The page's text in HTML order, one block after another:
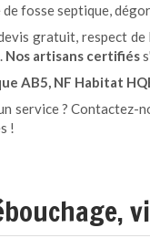
fosse septique,
gratuit, respect
Nos artisans certifiés
AB5, NF Habitat
service ?
!